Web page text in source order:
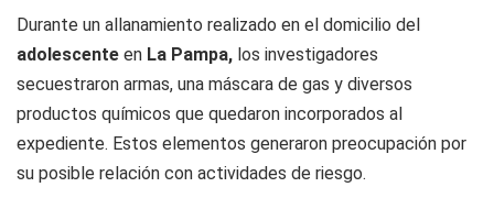
Durante un allanamiento realizado en el domicilio del
adolescente en La Pampa, los investigadores
secuestraron armas, una máscara de gas y diversos
productos químicos que quedaron incorporados al
expediente. Estos elementos generaron preocupación por
su posible relación con actividades de riesgo.